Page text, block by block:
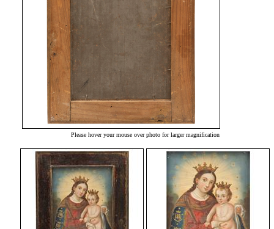
Please hover your mouse over photo for larger magnification